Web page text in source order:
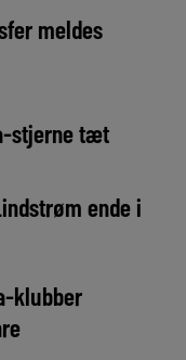
meldes
stjerne tæt
ende i
klubber